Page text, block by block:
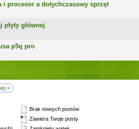
i procesor a dotychczasowy sprzęt
ocena: 0 na 5 gwiazdek
123 45
płyty głównej
ocena: 0 na 5 gwiazdek
12345
p5q pro
ocena: 0 na 5 gwiazdek
123
»
Brak nowych postów
Zawiera Twoje posty